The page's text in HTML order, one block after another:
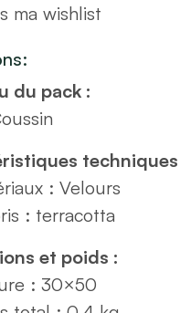
ma wishlist
du pack :
techniques
: Velours
: terracotta
et poids :
: 30×50